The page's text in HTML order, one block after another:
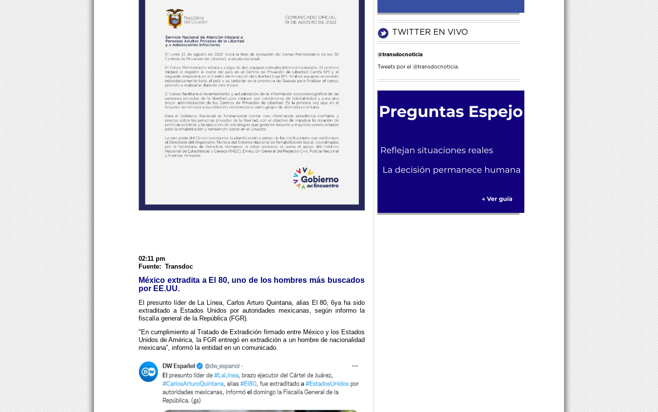
02:11 pm
Fuente: Transdoc
México extradita a El 80, uno de los hombres más buscados
por EE.UU.
El presunto líder de La Línea, Carlos Arturo Quintana, alias El 80, 6ya ha sido
extraditado a Estados Unidos por autoridades mexicanas, según informo la
fiscalía general de la República (FGR).
"En cumplimiento al Tratado de Extradición firmado entre México y los Estados
Unidos de América, la FGR entregó en extradición a un hombre de nacionalidad
mexicana”, informó la entidad en un comunicado.
TWITTER EN VIVO
@transdocnoticia
Tweets por el @transdocnoticia.